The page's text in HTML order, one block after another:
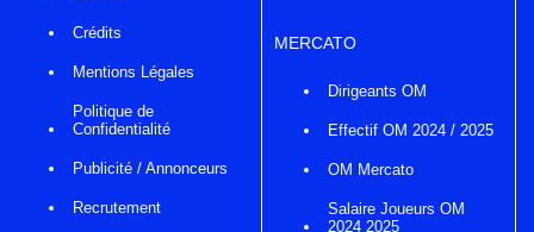
Crédits
Mentions Légales
Politique de
Confidentialité
Publicité / Annonceurs
Recrutement
MERCATO
Dirigeants OM
Effectif OM 2024 / 2025
OM Mercato
Salaire Joueurs OM
2024 2025